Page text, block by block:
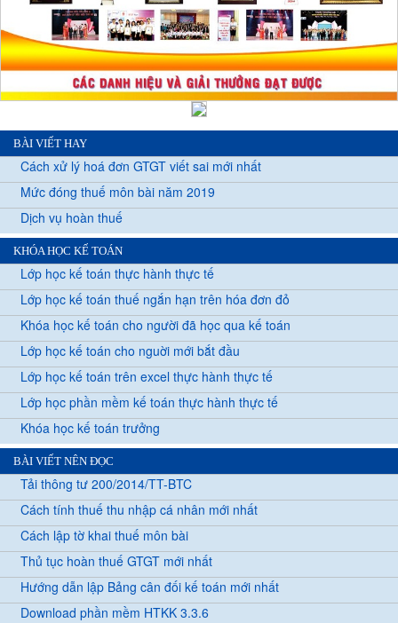
BÀI VIẾT HAY
Cách xử lý hoá đơn GTGT viết sai mới nhất
Mức đóng thuế môn bài năm 2019
Dịch vụ hoàn thuế
KHÓA HỌC KẾ TOÁN
Lớp học kế toán thực hành thực tế
Lớp học kế toán thuế ngắn hạn trên hóa đơn đỏ
Khóa học kế toán cho người đã học qua kế toán
Lớp học kế toán cho nguời mới bắt đầu
Lớp học kế toán trên excel thực hành thực tế
Lớp học phần mềm kế toán thực hành thực tế
Khóa học kế toán trưởng
BÀI VIẾT NÊN ĐỌC
Tải thông tư 200/2014/TT-BTC
Cách tính thuế thu nhập cá nhân mới nhất
Cách lập tờ khai thuế môn bài
Thủ tục hoàn thuế GTGT mới nhất
Hướng dẫn lập Bảng cân đối kế toán mới nhất
Download phần mềm HTKK 3.3.6